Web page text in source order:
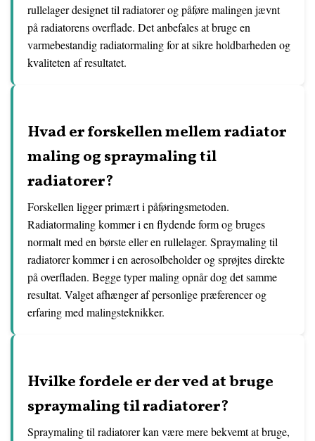
rullelager designet til radiatorer og påføre malingen jævnt
på radiatorens overflade. Det anbefales at bruge en
varmebestandig radiatormaling for at sikre holdbarheden og
kvaliteten af resultatet.
Hvad er forskellen mellem radiator
maling og spraymaling til
radiatorer?
Forskellen ligger primært i påføringsmetoden.
Radiatormaling kommer i en flydende form og bruges
normalt med en børste eller en rullelager. Spraymaling til
radiatorer kommer i en aerosolbeholder og sprøjtes direkte
på overfladen. Begge typer maling opnår dog det samme
resultat. Valget afhænger af personlige præferencer og
erfaring med malingsteknikker.
Hvilke fordele er der ved at bruge
spraymaling til radiatorer?
Spraymaling til radiatorer kan være mere bekvemt at bruge,